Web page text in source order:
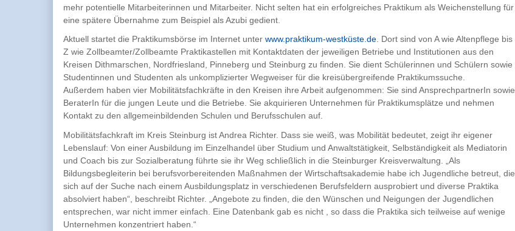
mehr potentielle Mitarbeiterinnen und Mitarbeiter. Nicht selten hat ein erfolgreiches Praktikum als Weichenstellung für
eine spätere Übernahme zum Beispiel als Azubi gedient.
Aktuell startet die Praktikumsbörse im Internet unter www.praktikum-westküste.de . Dort sind von A wie Altenpflege bis
Z wie Zollbeamter/Zollbeamte Praktikastellen mit Kontaktdaten der jeweiligen Betriebe und Institutionen aus den
Kreisen Dithmarschen, Nordfriesland, Pinneberg und Steinburg zu finden. Sie dient Schülerinnen und Schülern sowie
Studentinnen und Studenten als unkomplizierter Wegweiser für die kreisübergreifende Praktikumssuche.
Außerdem haben vier Mobilitätsfachkräfte in den Kreisen ihre Arbeit aufgenommen: Sie sind AnsprechpartnerIn sowie
BeraterIn für die jungen Leute und die Betriebe. Sie akquirieren Unternehmen für Praktikumsplätze und nehmen
Kontakt zu den allgemeinbildenden Schulen und Berufsschulen auf.
Mobilitätsfachkraft im Kreis Steinburg ist Andrea Richter. Dass sie weiß, was Mobilität bedeutet, zeigt ihr eigener
Lebenslauf: Von einer Ausbildung im Einzelhandel über Studium und Anwaltstätigkeit, Selbständigkeit als Mediatorin
und Coach bis zur Sozialberatung führte sie ihr Weg schließlich in die Steinburger Kreisverwaltung. „Als
Bildungsbegleiterin bei berufsvorbereitenden Maßnahmen der Wirtschaftsakademie habe ich Jugendliche betreut, die
sich auf der Suche nach einem Ausbildungsplatz in verschiedenen Berufsfeldern ausprobiert und diverse Praktika
absolviert haben“, beschreibt Richter. „Angebote zu finden, die den Wünschen und Neigungen der Jugendlichen
entsprechen, war nicht immer einfach. Eine Datenbank gab es nicht , so dass die Praktika sich teilweise auf wenige
Unternehmen konzentriert haben.“